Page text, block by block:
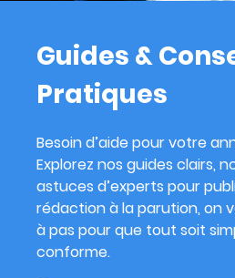
Guides &
Pratiques
Besoin d’aide pour votre
Explorez nos guides clairs,
astuces d’experts pour
rédaction à la parution, on
à pas pour que tout soit
conforme.